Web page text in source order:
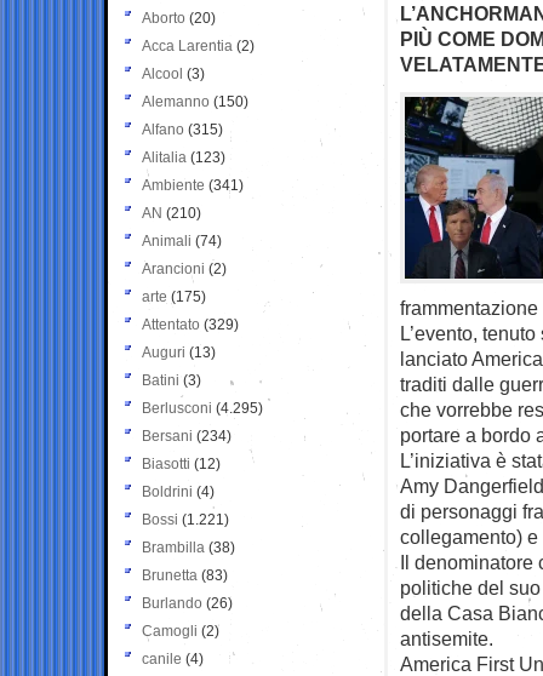
PIÙ COME
frammentazione
L’evento,
lanciato
traditi dalle
che vorrebbe
portare a bordo
L’iniziativa è
Amy
di personaggi
collegamento) e
Il denominatore
politiche del
della Casa
antisemite.
America First
Aborto (20)
Acca Larentia (2)
Alcool (3)
Alemanno (150)
Alfano (315)
Alitalia (123)
Ambiente (341)
AN (210)
Animali (74)
Arancioni (2)
arte (175)
Attentato (329)
Auguri (13)
Batini (3)
Berlusconi (4.295)
Bersani (234)
Biasotti (12)
Boldrini (4)
Bossi (1.221)
Brambilla (38)
Brunetta (83)
Burlando (26)
Camogli (2)
canile (4)